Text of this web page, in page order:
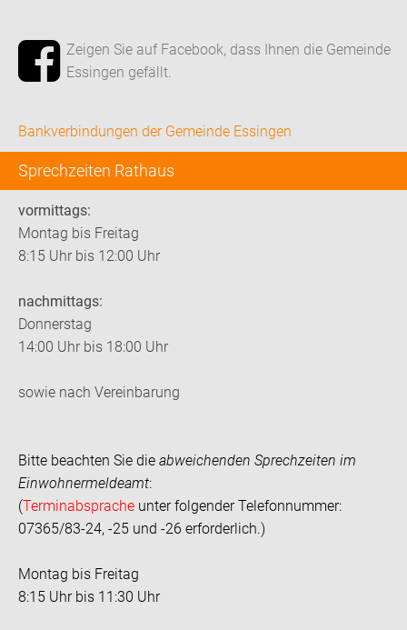
Zeigen Sie auf Facebook, dass Ihnen die Gemeinde
Essingen gefällt.
Bankverbindungen der Gemeinde Essingen
Sprechzeiten Rathaus
vormittags:
Montag bis Freitag
8:15 Uhr bis 12:00 Uhr
nachmittags:
Donnerstag
14:00 Uhr bis 18:00 Uhr
sowie nach Vereinbarung
Bitte beachten Sie die abweichenden Sprechzeiten im
Einwohnermeldeamt:
(Terminabsprache unter folgender Telefonnummer:
07365/83-24, -25 und -26 erforderlich.)
Montag bis Freitag
8:15 Uhr bis 11:30 Uhr